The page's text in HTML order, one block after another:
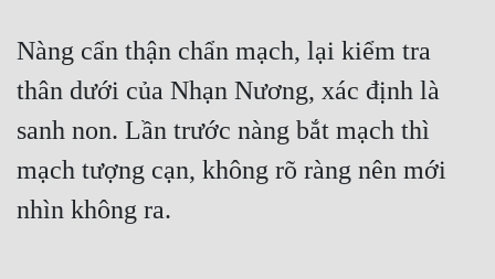
Nàng cẩn thận chẩn mạch, lại kiểm tra
thân dưới của Nhạn Nương, xác định là
sanh non. Lần trước nàng bắt mạch thì
mạch tượng cạn, không rõ ràng nên mới
nhìn không ra.